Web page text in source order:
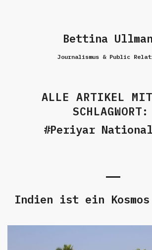
Bettina
Journalismus & Public
ALLE ARTIKEL
SCHLAGWORT:
Periyar
Indien ist ein